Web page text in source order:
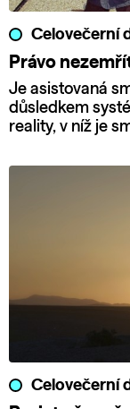
Celovečerní
Právo
Je asistovaná
důsledkem
reality, v níž je
Celovečerní